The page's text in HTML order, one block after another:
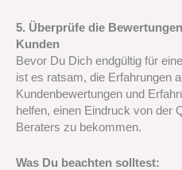
5. Überprüfe die
Kunden
Bevor Du Dich endgültig für
ist es ratsam, die Erfahrungen
Kundenbewertungen und
helfen, einen Eindruck von der
Beraters zu bekommen.
Was Du beachten solltest: